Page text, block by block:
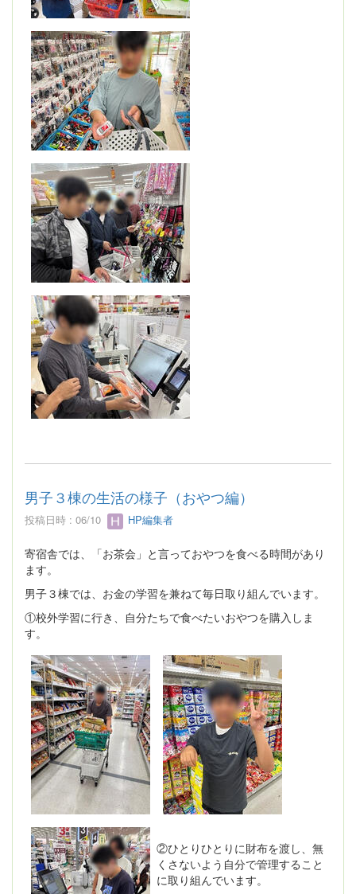
男子３棟の生活の様子（おやつ編）
投稿日時 : 06/10 HP編集者
寄宿舎では、「お茶会」と言っておやつを食べる時間があり
ます。
男子３棟では、お金の学習を兼ねて毎日取り組んでいます。
①校外学習に行き、自分たちで食べたいおやつを購入しま
す。
②ひとりひとりに財布を渡し、無
くさないよう自分で管理すること
に取り組んでいます。